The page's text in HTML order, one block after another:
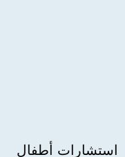
استشارات أطفال